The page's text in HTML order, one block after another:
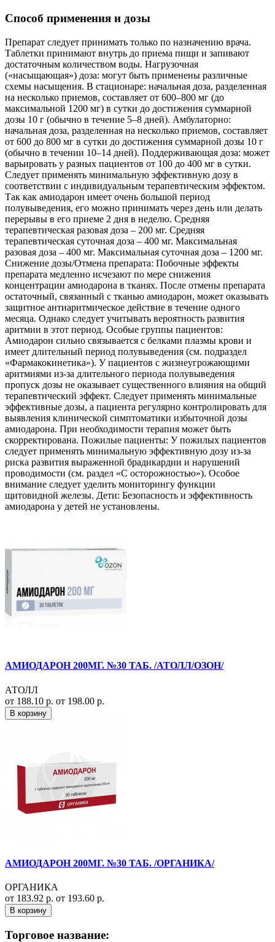
Способ применения и дозы
Препарат следует принимать только по назначению врача.
Таблетки принимают внутрь до приема пищи и запивают
достаточным количеством воды. Нагрузочная
(«насыщающая») доза: могут быть применены различные
схемы насыщения. В стационаре: начальная доза, разделенная
на несколько приемов, составляет от 600–800 мг (до
максимальной 1200 мг) в сутки до достижения суммарной
дозы 10 г (обычно в течение 5–8 дней). Амбулаторно:
начальная доза, разделенная на несколько приемов, составляет
от 600 до 800 мг в сутки до достижения суммарной дозы 10 г
(обычно в течении 10–14 дней). Поддерживающая доза: может
варьировать у разных пациентов от 100 до 400 мг в сутки.
Следует применять минимальную эффективную дозу в
соответствии с индивидуальным терапевтическим эффектом.
Так как амиодарон имеет очень большой период
полувыведения, его можно принимать через день или делать
перерывы в его приеме 2 дня в неделю. Средняя
терапевтическая разовая доза – 200 мг. Средняя
терапевтическая суточная доза – 400 мг. Максимальная
разовая доза – 400 мг. Максимальная суточная доза – 1200 мг.
Снижение дозы/Отмена препарата: Побочные эффекты
препарата медленно исчезают по мере снижения
концентрации амиодарона в тканях. После отмены препарата
остаточный, связанный с тканью амиодарон, может оказывать
защитное антиаритмическое действие в течение одного
месяца. Однако следует учитывать вероятность развития
аритмии в этот период. Особые группы пациентов:
Амиодарон сильно связывается с белками плазмы крови и
имеет длительный период полувыведения (см. подраздел
«Фармакокинетика»). У пациентов с жизнеугрожающими
аритмиями из-за длительного периода полувыведения
пропуск дозы не оказывает существенного влияния на общий
терапевтический эффект. Следует применять минимальные
эффективные дозы, а пациента регулярно контролировать для
выявления клинической симптоматики избыточной дозы
амиодарона. При необходимости терапия может быть
скорректирована. Пожилые пациенты: У пожилых пациентов
следует применять минимальную эффективную дозу из-за
риска развития выраженной брадикардии и нарушений
проводимости (см. раздел «С осторожностью»). Особое
внимание следует уделить мониторингу функции
щитовидной железы. Дети: Безопасность и эффективность
амиодарона у детей не установлены.
АМИОДАРОН 200МГ. №30 ТАБ. /АТОЛЛ/ОЗОН/
АТОЛЛ
от 188.10 р. от 198.00 р.
В корзину
АМИОДАРОН 200МГ. №30 ТАБ. /ОРГАНИКА/
ОРГАНИКА
от 183.92 р. от 193.60 р.
В корзину
Торговое название: